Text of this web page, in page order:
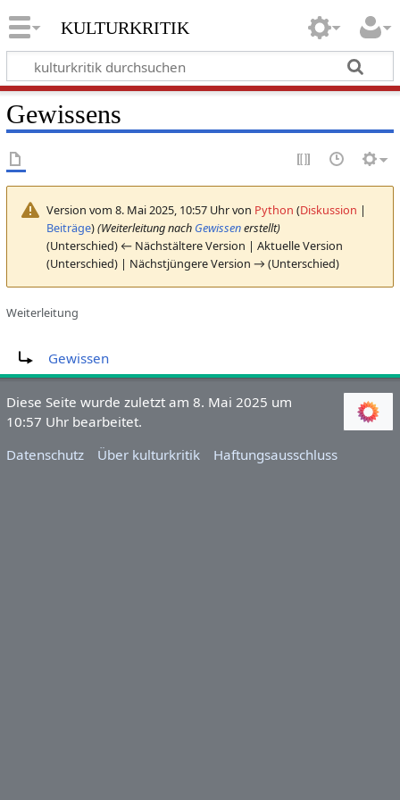
kulturkritik
Gewissens
Version vom 8. Mai 2025, 10:57 Uhr von Python (Diskussion |
Beiträge)(Weiterleitung nach Gewissenerstellt)
(Unterschied) ← Nächstältere Version | Aktuelle Version
(Unterschied) | Nächstjüngere Version → (Unterschied)
Weiterleitung
Gewissen
Diese Seite wurde zuletzt am 8. Mai 2025 um
10:57 Uhr bearbeitet.
Datenschutz
Über kulturkritik Haftungsausschluss